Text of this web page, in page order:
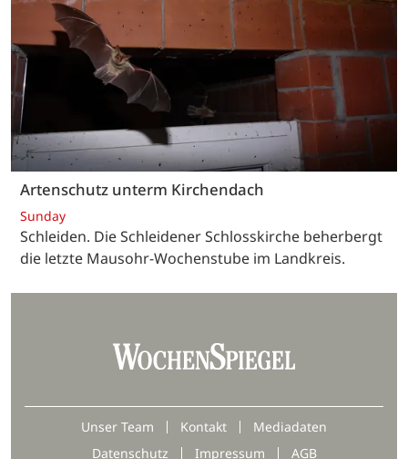
Artenschutz unterm Kirchendach
Sunday
Schleiden. Die Schleidener Schlosskirche beherbergt
die letzte Mausohr-Wochenstube im Landkreis.
Unser Team Kontakt
Mediadaten
Datenschutz
Impressum AGB